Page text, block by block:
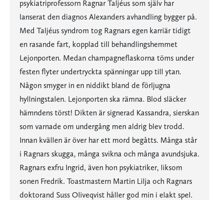
psykiatriprofessorn Ragnar Taljéus som själv har
lanserat den diagnos Alexanders avhandling bygger på.
Med Taljéus syndrom tog Ragnars egen karriär tidigt
en rasande fart, kopplad till behandlingshemmet
Lejonporten. Medan champagneflaskorna töms under
festen flyter undertryckta spänningar upp till ytan.
Någon smyger in en niddikt bland de förljugna
hyllningstalen. Lejonporten ska rämna. Blod släcker
hämndens törst! Dikten är signerad Kassandra, sierskan
som varnade om undergång men aldrig blev trodd.
Innan kvällen är över har ett mord begåtts. Många står
i Ragnars skugga, många svikna och många avundsjuka.
Ragnars exfru Ingrid, även hon psykiatriker, liksom
sonen Fredrik. Toastmastern Martin Lilja och Ragnars
doktorand Suss Oliveqvist håller god min i elakt spel.